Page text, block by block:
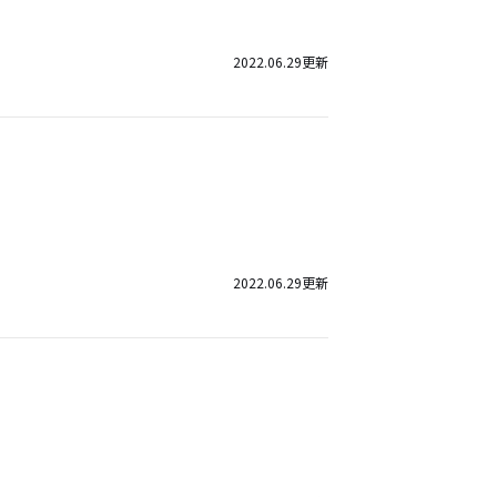
2022.06.29更新
2022.06.29更新